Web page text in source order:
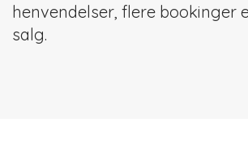
henvendelser, flere bookinger
salg.